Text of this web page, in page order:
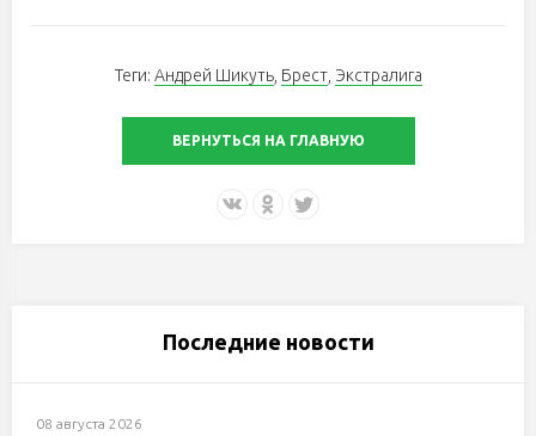
Теги: Андрей Шикуть, Брест, Экстралига
ВЕРНУТЬСЯ НА ГЛАВНУЮ
Последние новости
08 августа 2026